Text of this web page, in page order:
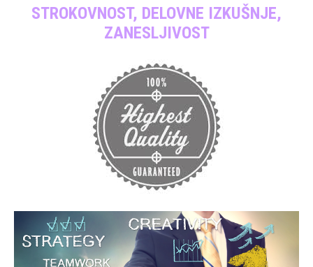
STROKOVNOST, DELOVNE IZKUŠNJE,
ZANESLJIVOST